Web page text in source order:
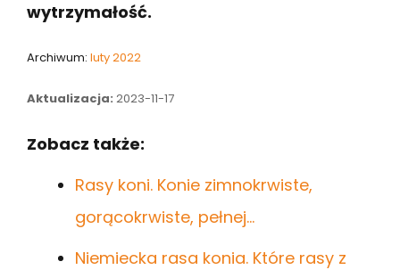
wytrzymałość.
Archiwum: luty 2022
Aktualizacja: 2023-11-17
Zobacz także:
Rasy koni. Konie zimnokrwiste,
gorącokrwiste, pełnej…
Niemiecka rasa konia. Które rasy z